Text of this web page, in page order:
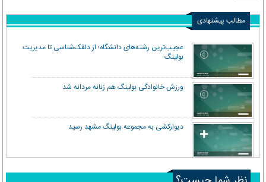
مطالب پیشنهادی
عجیب‌ترین رشته‌های دانشگاه؛ از دلقک‌شناسی تا مدیریت
بولینگ
ورزش خانوادگی بولینگ هم زنانه مردانه شد
دیوارکشی به مجموعه بولینگ مشهد رسید